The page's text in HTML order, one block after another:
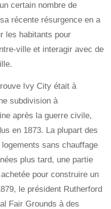
certain nombre de
récente résurgence en a
les habitants pour
ville et interagir avec de
Ivy City était à
subdivision à
après la guerre civile,
en 1873. La plupart des
sans chauffage
plus tard, une partie
pour construire un
le président Rutherford
Fair Grounds à des